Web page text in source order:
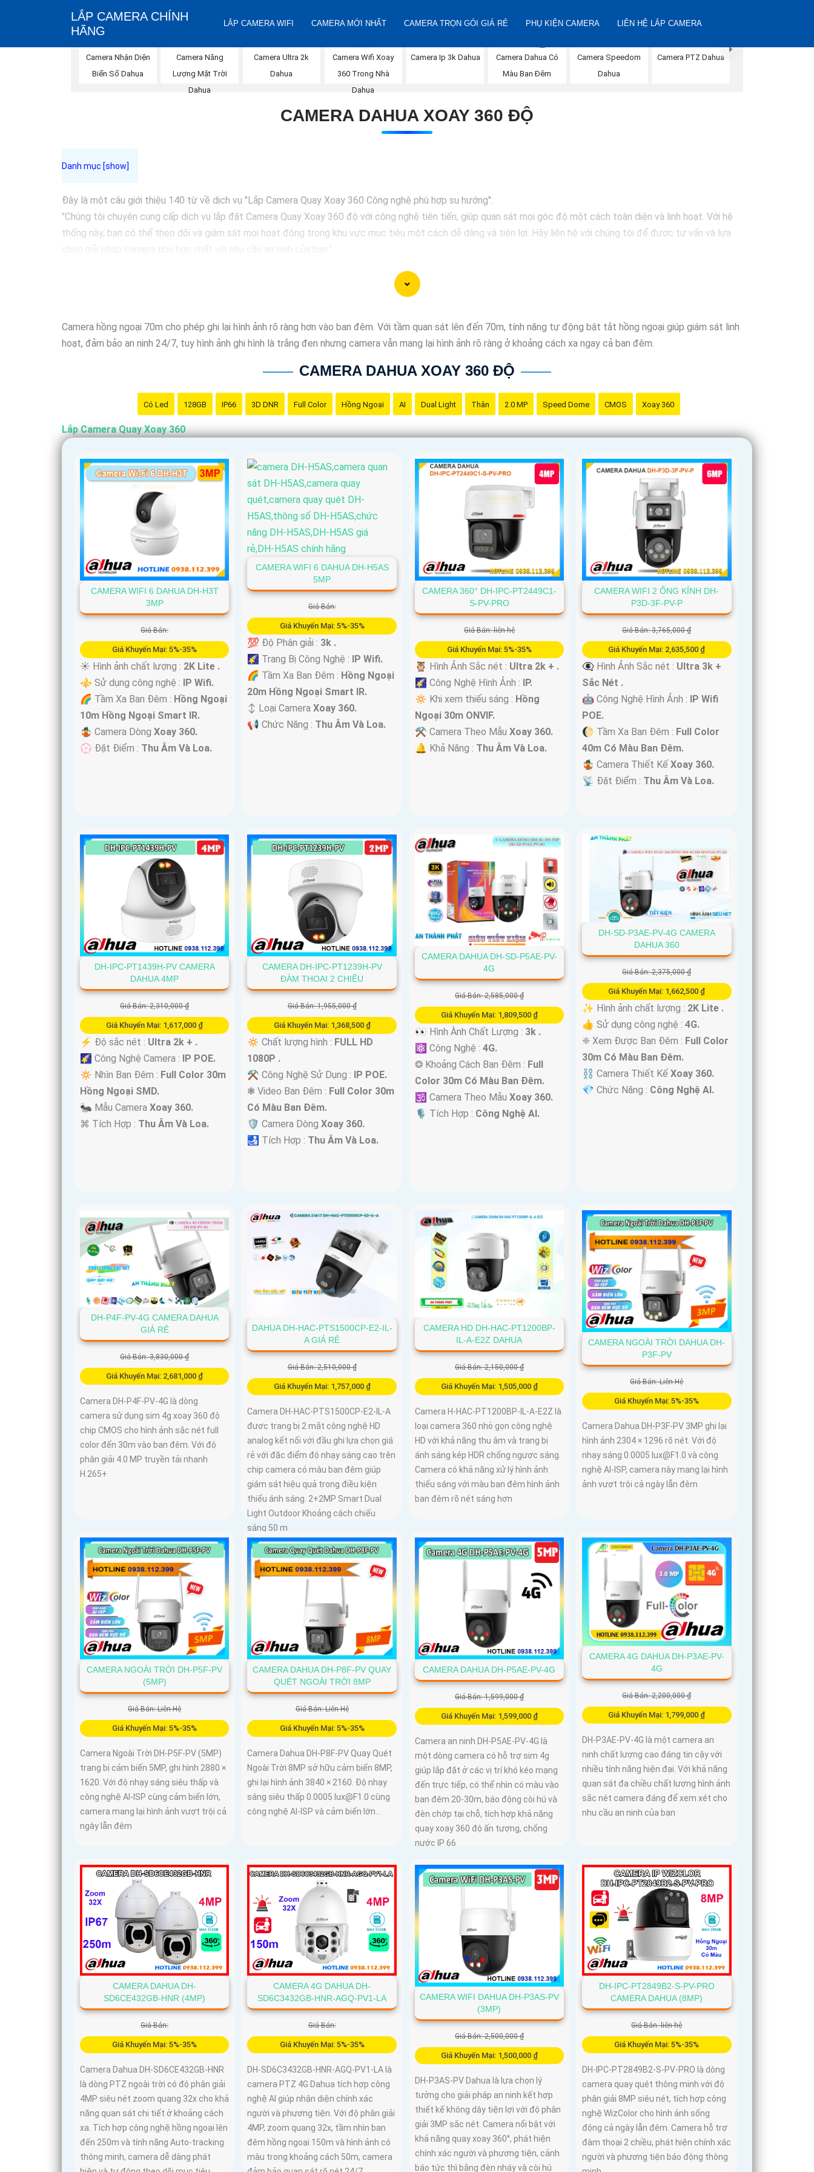
LẮP CAMERA CHÍNH
HÃNG
LẮP CAMERA WIFI CAMERA MỚI NHẤT CAMERA TRỌN GÓI GIÁ RẺ PHỤ KIỆN CAMERA LIÊN HỆ LẮP CAMERA
Camera Nhận Diện
Biển Số Dahua
Camera Năng
Lượng Mặt Trời
Dahua
Camera Ultra 2k
Dahua
Camera Wifi Xoay
360 Trong Nhà
Dahua
Camera Ip 3k Dahua
Camera Dahua Có
Màu Ban Đêm
Camera Speedom
Dahua
Camera PTZ Dahua
CAMERA DAHUA XOAY 360 ĐỘ
Đây là một câu giới thiệu 140 từ về dịch vụ "Lắp Camera Quay Xoay 360 Công nghệ phù hợp su hướng":
"Chúng tôi chuyên cung cấp dịch vụ lắp đặt Camera Quay Xoay 360 độ với công nghệ tiên tiến, giúp quan sát mọi góc độ một cách toàn diện và linh hoạt. Với hệ
thống này, bạn có thể theo dõi và giám sát mọi hoạt động trong khu vực mục tiêu một cách dễ dàng và tiện lợi. Hãy liên hệ với chúng tôi để được tư vấn và lựa
Camera hồng ngoại 70m cho phép ghi lại hình ảnh rõ ràng hơn vào ban đêm. Với tầm quan sát lên đến 70m, tính năng tự động bật tắt hồng ngoại giúp giám sát linh
hoạt, đảm bảo an ninh 24/7, tuy hình ảnh ghi hình là trắng đen nhưng camera vẫn mang lại hình ảnh rõ ràng ở khoảng cách xa ngay cả ban đêm.
CAMERA DAHUA XOAY 360 ĐỘ
Có Led 128GB IP66 3D DNR Full Color Hồng Ngoại AI Dual Light Thân 2.0 MP Speed Dome CMOS Xoay 360
Lắp Camera Quay Xoay 360
CAMERA WIFI 6 DAHUA DH-H3T
3MP
Giá Bán:
Giá Khuyến Mại: 5%-35%
☀️ Hình ảnh chất lượng : 2K Lite .
⚜️ Sử dụng công nghệ :
IP Wifi.
🌈 Tầm Xa Ban Đêm : Hồng Ngoại
10m Hồng Ngoại Smart IR.
🤹 Camera Dòng Xoay 360.
️💮 Đặt Điểm : Thu Âm Và Loa.
CAMERA WIFI 6 DAHUA DH-H5AS
5MP
Giá Bán:
Giá Khuyến Mại: 5%-35%
💯 Độ Phân giải : 3k .
🌠 Trang Bị Công Nghệ : IP Wifi.
🌈 Tầm Xa Ban Đêm : Hồng Ngoại
20m Hồng Ngoại Smart IR.
↕️ Loại CameraXoay 360.
️📢 Chức Năng : Thu Âm Và Loa.
CAMERA 360° DH-IPC-PT2449C1-
S-PV-PRO
Giá Bán: liên hệ
Giá Khuyến Mại: 5%-35%
🦉 Hình Ảnh Sắc nét : Ultra 2k + .
🌠 Công Nghệ Hình Ảnh : IP.
🔅 Khi xem thiếu sáng : Hồng
Ngoại 30m ONVIF.
⚒ Camera Theo Mẫu Xoay 360.
️🔔 Khả Năng : Thu Âm Và Loa.
CAMERA WIFI 2 ỐNG KÍNH DH-
P3D-3F-PV-P
Giá Bán: 3,765,000 ₫
Giá Khuyến Mại: 2,635,500 ₫
👁️‍🗨 Hình Ảnh Sắc nét : Ultra 3k +
Sắc Nét .
🤖️ Công Nghệ Hình Ảnh : IP Wifi
POE.
🌔 Tầm Xa Ban Đêm : Full Color
40m Có Màu Ban Ðêm.
🤹 Camera Thiết KếXoay 360.
️📡 Đặt Điểm : Thu Âm Và Loa.
DH-IPC-PT1439H-PV CAMERA
DAHUA 4MP
Giá Bán: 2,310,000 ₫
Giá Khuyến Mại: 1,617,000 ₫
️⚡ Độ sắc nét : Ultra 2k + .
🌠 Công Nghệ Camera : IP POE.
🔅 Nhìn Ban Đêm : Full Color 30m
Hồng Ngoại SMD.
🐜 Mẫu Camera Xoay 360.
️⌘ Tích Hợp : Thu Âm Và Loa.
CAMERA DH-IPC-PT1239H-PV
ĐÀM THOẠI 2 CHIỀU
Giá Bán: 1,955,000 ₫
Giá Khuyến Mại: 1,368,500 ₫
🔅 Chất lượng hình : FULL HD
1080P .
⚒ Công Nghệ Sử Dụng : IP POE.
❃ Video Ban Đêm : Full Color 30m
Có Màu Ban Ðêm.
🛡 Camera DòngXoay 360.
️🛃 Tích Hợp : Thu Âm Và Loa.
CAMERA DAHUA DH-SD-P5AE-PV-
4G
Giá Bán: 2,585,000 ₫
Giá Khuyến Mại: 1,809,500 ₫
👀 Hình Ành Chất Lượng : 3k .
⚛️ Công Nghệ : 4G.
❂ Khoảng Cách Ban Đêm : Full
Color 30m Có Màu Ban Ðêm.
🕉️ Camera Theo Mẫu Xoay 360.
️🎙 Tích Hợp : Công Nghệ AI.
DH-SD-P3AE-PV-4G CAMERA
DAHUA 360
Giá Bán: 2,375,000 ₫
Giá Khuyến Mại: 1,662,500 ₫
✨ Hình ảnh chất lượng : 2K Lite .
👍 Sử dụng công nghệ :4G.
❈ Xem Được Ban Đêm : Full Color
30m Có Màu Ban Ðêm.
⛓ Camera Thiết KếXoay 360.
️💎 Chức Năng : Công Nghệ AI.
DH-P4F-PV-4G CAMERA DAHUA
GIÁ RẺ
Giá Bán: 3,830,000 ₫
Giá Khuyến Mại: 2,681,000 ₫
Camera DH-P4F-PV-4G là dòng
camera sử dụng sim 4g xoay 360 độ
chip CMOS cho hình ảnh sắc nét full
color đến 30m vào ban đêm. Với độ
phân giải 4.0 MP truyền tải nhanh
H.265+
DAHUA DH-HAC-PTS1500CP-E2-IL-
A GIÁ RẺ
Giá Bán: 2,510,000 ₫
Giá Khuyến Mại: 1,757,000 ₫
Camera DH-HAC-PTS1500CP-E2-IL-A
đươc trang bị 2 mắt công nghệ HD
analog kết nối với đầu ghi lựa chọn giá
rẻ với đặc điểm độ nhạy sáng cao trên
chip camera có màu ban đêm giúp
giám sát hiệu quả trong điều kiện
thiếu ánh sáng. 2+2MP Smart Dual
Light Outdoor Khoảng cách chiếu
sáng 50 m
CAMERA HD DH-HAC-PT1200BP-
IL-A-E2Z DAHUA
Giá Bán: 2,150,000 ₫
Giá Khuyến Mại: 1,505,000 ₫
Camera H-HAC-PT1200BP-IL-A-E2Z là
loại camera 360 nhỏ gọn công nghệ
HD với khả năng thu âm và trang bị
ánh sáng kép HDR chống ngược sáng.
Camera có khả năng xử lý hình ảnh
thiếu sáng với màu ban đêm hình ảnh
ban đêm rõ nét sáng hơn
CAMERA NGOÀI TRỜI DAHUA DH-
P3F-PV
Giá Bán: Liên Hệ
Giá Khuyến Mại: 5%-35%
Camera Dahua DH-P3F-PV 3MP ghi lại
hình ảnh 2304 × 1296 rõ nét. Với độ
nhạy sáng 0.0005 lux@F1.0 và công
nghệ AI-ISP, camera này mang lại hình
ảnh vượt trội cả ngày lẫn đêm
CAMERA NGOÀI TRỜI DH-P5F-PV
(5MP)
Giá Bán: Liên Hệ
Giá Khuyến Mại: 5%-35%
Camera Ngoài Trời DH-P5F-PV (5MP)
trang bị cảm biến 5MP, ghi hình 2880 ×
1620. Với độ nhạy sáng siêu thấp và
công nghệ AI-ISP cùng cảm biến lớn,
camera mang lại hình ảnh vượt trội cả
ngày lẫn đêm
CAMERA DAHUA DH-P8F-PV QUAY
QUÉT NGOÀI TRỜI 8MP
Giá Bán: Liên Hệ
Giá Khuyến Mại: 5%-35%
Camera Dahua DH-P8F-PV Quay Quét
Ngoài Trời 8MP sở hữu cảm biến 8MP,
ghi lại hình ảnh 3840 × 2160. Độ nhạy
sáng siêu thấp 0.0005 lux@F1.0 cùng
công nghệ AI-ISP và cảm biến lớn...
CAMERA DAHUA DH-P5AE-PV-4G
Giá Bán: 1,599,000 ₫
Giá Khuyến Mại: 1,599,000 ₫
Camera an ninh DH-P5AE-PV-4G là
một dòng camera có hỗ trợ sim 4g
giúp lắp đặt ở các vị trí khó kéo mạng
đến trực tiếp, có thể nhìn có màu vào
ban đêm 20-30m, báo động còi hú và
đèn chớp tại chỗ, tích hợp khả năng
quay xoay 360 độ ấn tượng, chống
nước IP 66
CAMERA 4G DAHUA DH-P3AE-PV-
4G
Giá Bán: 2,200,000 ₫
Giá Khuyến Mại: 1,799,000 ₫
DH-P3AE-PV-4G là một camera an
ninh chất lượng cao đáng tin cậy với
nhiều tính năng hiện đại. Với khả năng
quan sát đa chiều chất lượng hình ảnh
sắc nét camera đáng để xem xét cho
nhu cầu an ninh của bạn
CAMERA DAHUA DH-
SD6CE432GB-HNR (4MP)
Giá Bán:
Giá Khuyến Mại: 5%-35%
Camera Dahua DH-SD6CE432GB-HNR
là dòng PTZ ngoài trời có độ phân giải
4MP siêu nét zoom quang 32x cho khả
năng quan sát chi tiết ở khoảng cách
xa. Tích hợp công nghệ hồng ngoại lên
đến 250m và tính năng Auto-tracking
thông minh, camera dễ dàng phát
CAMERA 4G DAHUA DH-
SD6C3432GB-HNR-AGQ-PV1-LA
Giá Bán:
Giá Khuyến Mại: 5%-35%
DH-SD6C3432GB-HNR-AGQ-PV1-LA là
camera PTZ 4G Dahua tích hợp công
nghệ AI giúp nhận diện chính xác
người và phương tiện. Với độ phân giải
4MP, zoom quang 32x, tầm nhìn ban
đêm hồng ngoại 150m và hình ảnh có
màu trong khoảng cách 50m, camera
CAMERA WIFI DAHUA DH-P3AS-PV
(3MP)
Giá Bán: 2,500,000 ₫
Giá Khuyến Mại: 1,500,000 ₫
DH-P3AS-PV Dahua là lựa chọn lý
tưởng cho giải pháp an ninh kết hợp
thiết kế không dây tiện lợi với độ phân
giải 3MP sắc nét. Camera nổi bật với
khả năng quay xoay 360°, phát hiện
chính xác người và phương tiện, cảnh
báo tức thì bằng đèn nháy và còi hú
DH-IPC-PT2849B2-S-PV-PRO
CAMERA DAHUA (8MP)
Giá Bán: liên hệ
Giá Khuyến Mại: 5%-35%
DH-IPC-PT2849B2-S-PV-PRO là dòng
camera quay quét thông minh với độ
phân giải 8MP siêu nét, tích hợp công
nghệ WizColor cho hình ảnh sống
động cả ngày lẫn đêm. Camera hỗ trợ
đàm thoại 2 chiều, phát hiện chính xác
người và phương tiện báo động thông